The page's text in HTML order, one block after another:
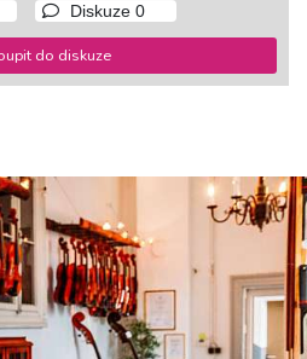
Diskuze 0
do diskuze